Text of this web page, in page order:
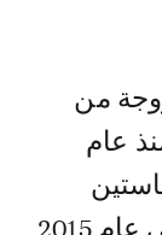
من
عام
جاستين